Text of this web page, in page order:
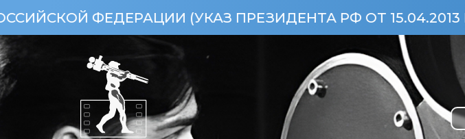
(УКАЗ ПРЕЗИДЕНТА РФ ОТ 15.04.2013 №360)